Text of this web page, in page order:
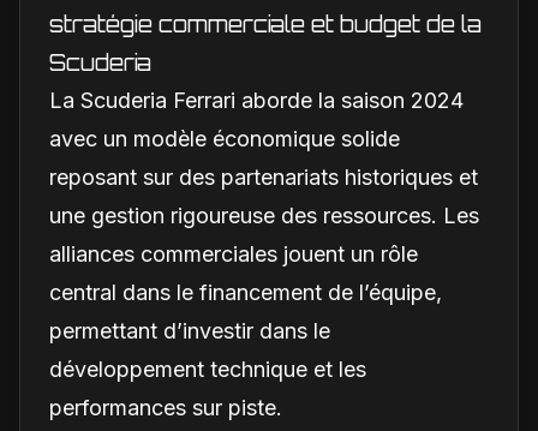
stratégie commerciale et budget de la
Scuderia
La Scuderia Ferrari aborde la saison 2024
avec un modèle économique solide
reposant sur des partenariats historiques et
une gestion rigoureuse des ressources. Les
alliances commerciales jouent un rôle
central dans le financement de l’équipe,
permettant d’investir dans le
développement technique et les
performances sur piste.